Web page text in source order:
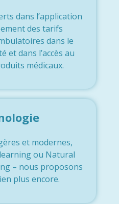
dans l’application
des tarifs
dans le
et dans l’accès au
médicaux.
et modernes,
ou Natural
– nous proposons
plus encore.